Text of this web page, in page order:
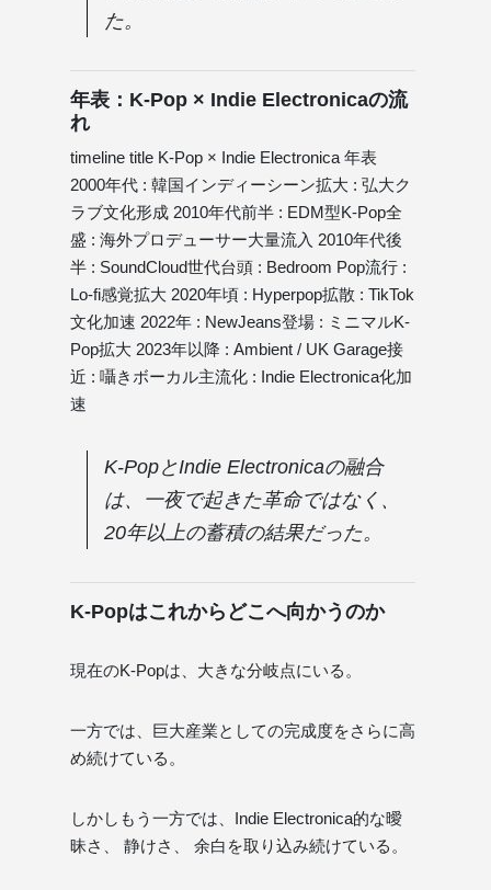
た。
年表：K-Pop × Indie Electronicaの流
れ
timeline title K-Pop × Indie Electronica 年表
2000年代 : 韓国インディーシーン拡大 : 弘大ク
ラブ文化形成 2010年代前半 : EDM型K-Pop全
盛 : 海外プロデューサー大量流入 2010年代後
半 : SoundCloud世代台頭 : Bedroom Pop流行 :
Lo-fi感覚拡大 2020年頃 : Hyperpop拡散 : TikTok
文化加速 2022年 : NewJeans登場 : ミニマルK-
Pop拡大 2023年以降 : Ambient / UK Garage接
近 : 囁きボーカル主流化 : Indie Electronica化加
速
K-PopとIndie Electronicaの融合
は、一夜で起きた革命ではなく、
20年以上の蓄積の結果だった。
K-Popはこれからどこへ向かうのか
現在のK-Popは、大きな分岐点にいる。
一方では、巨大産業としての完成度をさらに高
め続けている。
しかしもう一方では、Indie Electronica的な曖
昧さ、 静けさ、 余白を取り込み続けている。